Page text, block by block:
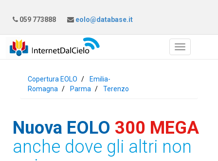
059 773888 eolo@database.it
Copertura EOLO
Emilia-
Romagna
Parma Terenzo
Nuova EOLO 300 MEGA
anche dove gli altri non